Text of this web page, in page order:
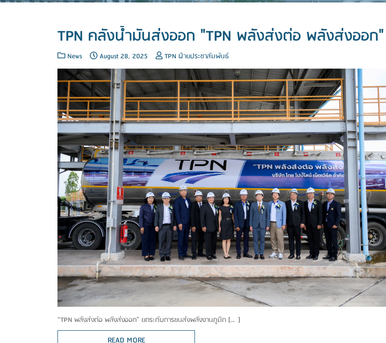
TPN คลังน้ำมันส่งออก "TPN พลังส่งต่อ พลังส่งออก"
News August 28, 2025 TPN ฝ่ายประชาสัมพันธ์
“TPN พลังส่งต่อ พลังส่งออก” ยกระดับการขนส่งพลังงานภูมิภ […]
READ MORE